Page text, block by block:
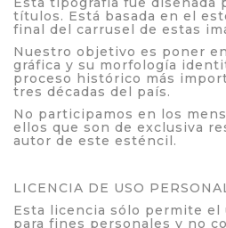
títulos. Está basada en el
final del carrusel de estas
Nuestro objetivo es poner
gráfica y su morfología
proceso histórico más
tres décadas del país.
No participamos en los
ellos que son de exclusiva
autor de este esténcil.
LICENCIA DE USO
Esta licencia sólo permite el
para fines personales y no